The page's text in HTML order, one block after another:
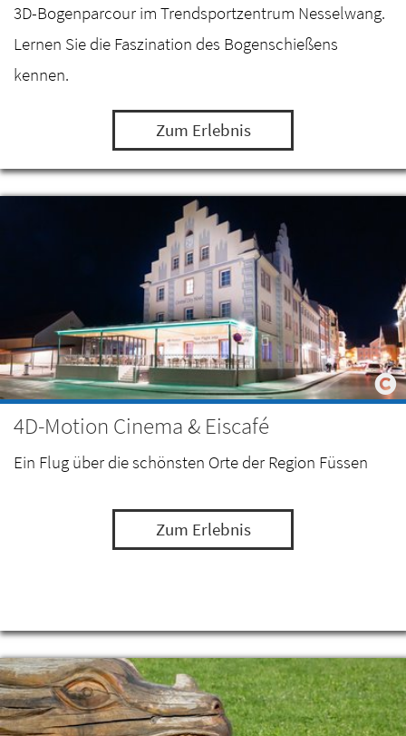
3D-Bogenparcour im Trendsportzentrum Nesselwang.
Lernen Sie die Faszination des Bogenschießens
kennen.
Zum Erlebnis
4D-Motion Cinema & Eiscafé
Ein Flug über die schönsten Orte der Region Füssen
Zum Erlebnis